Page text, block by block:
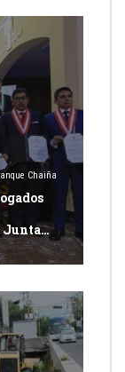
Chaiña
Junta